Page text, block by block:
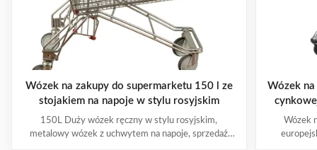
Wózek na zakupy do supermarketu 150 l ze
stojakiem na napoje w stylu rosyjskim
150L Duży wózek ręczny w stylu rosyjskim,
metalowy wózek z uchwytem na napoje, sprzedaż
Wózek
Wózek